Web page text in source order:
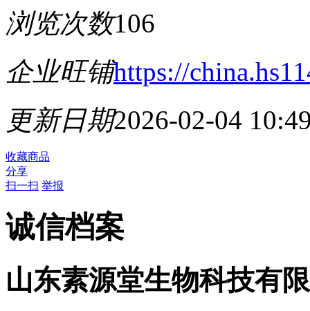
浏览次数106
企业旺铺https://
更新日期2026-02-04
收藏商品
分享
扫一扫 举报
诚信档案
山东素源堂生物科技有